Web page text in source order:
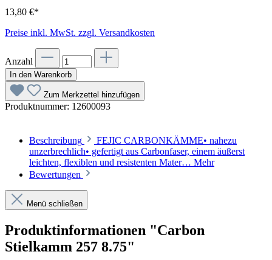
13,80 €*
Preise inkl. MwSt. zzgl. Versandkosten
Anzahl
In den Warenkorb
Zum Merkzettel hinzufügen
Produktnummer: 12600093
Beschreibung
FEJIC CARBONKÄMME• nahezu
unzerbrechlich• gefertigt aus Carbonfaser, einem äußerst
leichten, flexiblen und resistenten Mater… Mehr
Bewertungen
Menü schließen
Produktinformationen "Carbon
Stielkamm 257 8.75"